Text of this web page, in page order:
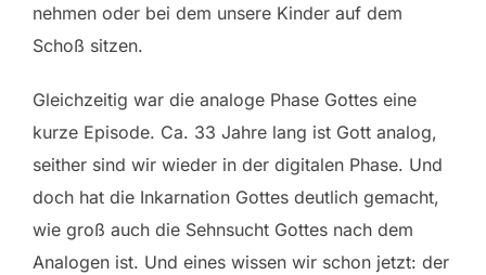
nehmen oder bei dem unsere Kinder auf dem
Schoß sitzen.
Gleichzeitig war die analoge Phase Gottes eine
kurze Episode. Ca. 33 Jahre lang ist Gott analog,
seither sind wir wieder in der digitalen Phase. Und
doch hat die Inkarnation Gottes deutlich gemacht,
wie groß auch die Sehnsucht Gottes nach dem
Analogen ist. Und eines wissen wir schon jetzt: der